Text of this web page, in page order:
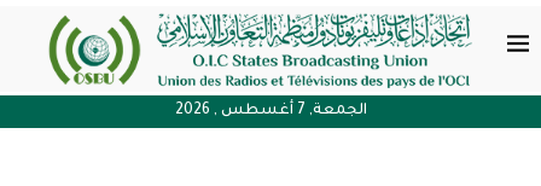
الجمعة, 7 أغسطس , 2026